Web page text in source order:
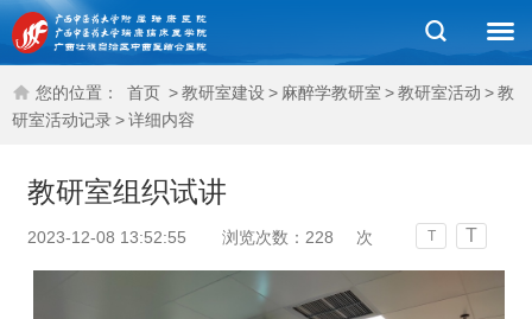
您的位置： 首页 >教研室建设 > 麻醉学教研室 >教研室活动 >教
研室活动记录>详细内容
教研室组织试讲
2023-12-08 13:52:55 浏览次数： 228 次 T T